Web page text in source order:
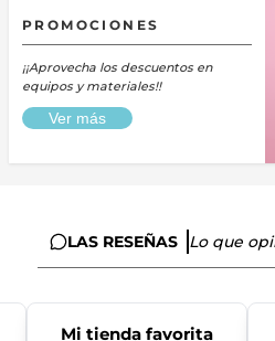
PROMOCIONES
¡¡Aprovecha los descuentos en
equipos y materiales!!
Ver más
LAS RESEÑAS Lo que
Mi tienda favorita